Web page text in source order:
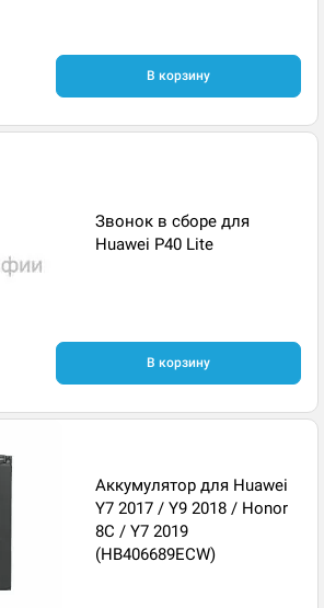
В корзину
Звонок в сборе для
Huawei P40 Lite
В корзину
Аккумулятор для Huawei
Y7 2017 / Y9 2018 / Honor
8C / Y7 2019
(HB406689ECW)